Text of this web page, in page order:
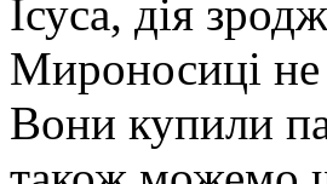
Ісуса, дія
Мироносиці
Вони купили